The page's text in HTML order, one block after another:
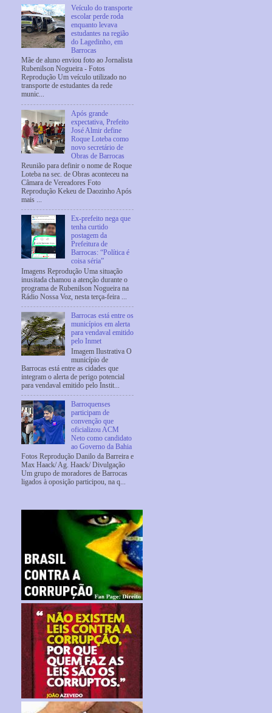
Veículo do transporte
escolar perde roda
enquanto levava
estudantes na região
do Lagedinho, em
Barrocas
Mãe de aluno enviou foto ao Jornalista
Rubenilson Nogueira - Fotos
Reprodução Um veículo utilizado no
transporte de estudantes da rede
munic...
Após grande
expectativa, Prefeito
José Almir define
Roque Loteba como
novo secretário de
Obras de Barrocas
Reunião para definir o nome de Roque
Loteba na sec. de Obras aconteceu na
Câmara de Vereadores Foto
Reprodução Kekeu de Daozinho Após
mais ...
Ex-prefeito nega que
tenha curtido
postagem da
Prefeitura de
Barrocas: “Política é
coisa séria”
Imagens Reprodução Uma situação
inusitada chamou a atenção durante o
programa de Rubenilson Nogueira na
Rádio Nossa Voz, nesta terça-feira ...
Barrocas está entre os
municípios em alerta
para vendaval emitido
pelo Inmet
Imagem Ilustrativa O
município de
Barrocas está entre as cidades que
integram o alerta de perigo potencial
para vendaval emitido pelo Instit...
Barroquenses
participam de
convenção que
oficializou ACM
Neto como candidato
ao Governo da Bahia
Fotos Reprodução Danilo da Barreira e
Max Haack/ Ag. Haack/ Divulgação
Um grupo de moradores de Barrocas
ligados à oposição participou, na q...